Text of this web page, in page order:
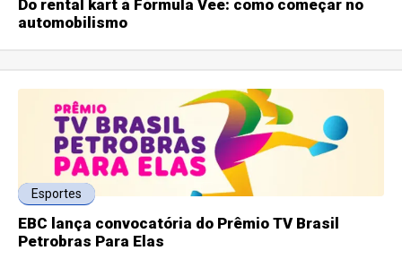
Do rental kart à Fórmula Vee: como começar no
automobilismo
Esportes
EBC lança convocatória do Prêmio TV Brasil
Petrobras Para Elas